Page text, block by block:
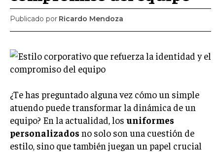
Welcome to Liberty Case
We have a curated list of the most noteworthy news from all
across the globe. With any subscription plan, you get access
toexclusive articlesthat let you stay ahead of the curve.
Publicado por Ricardo Mendoza
¿Te has preguntado alguna vez cómo un simple
atuendo puede transformar la dinámica de un
equipo? En la actualidad, los uniformes
personalizados no solo son una cuestión de
estilo, sino que también juegan un papel crucial